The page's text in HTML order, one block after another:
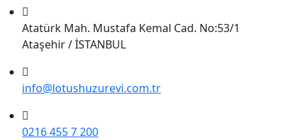
Atatürk Mah. Mustafa Kemal Cad. No:53/1
Ataşehir / İSTANBUL
info@lotushuzurevi.com.tr
0216 455 7 200